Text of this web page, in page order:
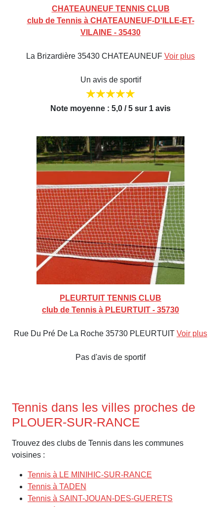
CHATEAUNEUF TENNIS CLUB
club de Tennis à CHATEAUNEUF-D'ILLE-ET-
VILAINE - 35430
La Brizardière 35430 CHATEAUNEUF Voir plus
Un avis de sportif
Note moyenne : 5,0 / 5 sur 1 avis
PLEURTUIT TENNIS CLUB
club de Tennis à PLEURTUIT - 35730
Rue Du Pré De La Roche 35730 PLEURTUIT Voir plus
Pas d'avis de sportif
Tennis dans les villes proches de
PLOUER-SUR-RANCE
Trouvez des clubs de Tennis dans les communes
voisines :
Tennis à LE MINIHIC-SUR-RANCE
Tennis à TADEN
Tennis à SAINT-JOUAN-DES-GUERETS